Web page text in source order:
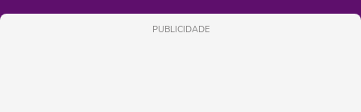
PUBLICIDADE